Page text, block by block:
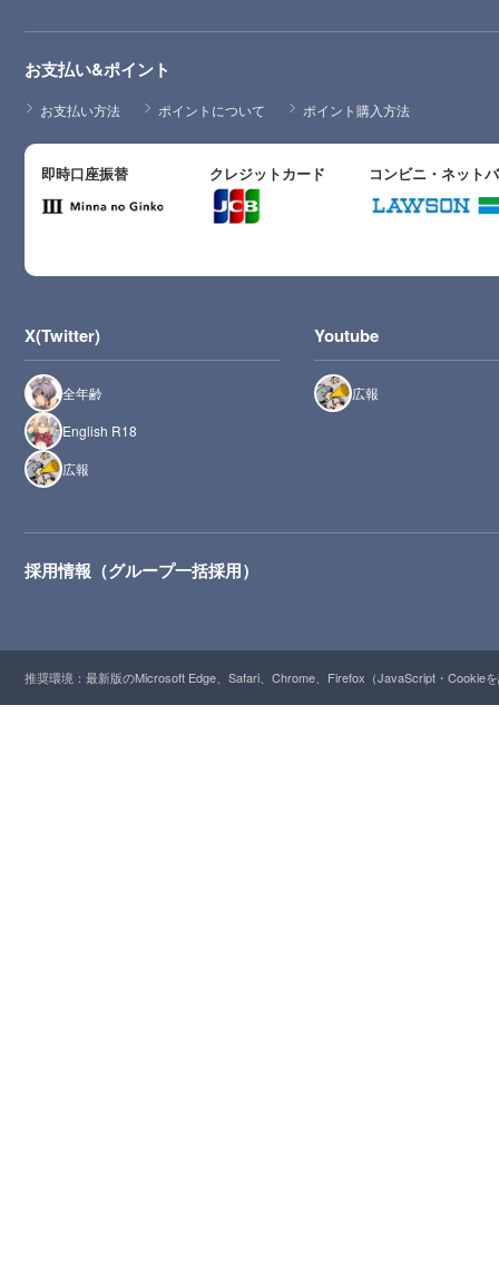
お支払い&ポイント
お支払い方法 ポイントについて ポイント購入方法
即時口座振替 クレジットカード コンビニ・ネット
X(Twitter)
全年齢
English R18
広報
Youtube
広報
採用情報（グループ一括採用）
推奨環境：最新版のMicrosoft Edge、Safari、Chrome、Firefox（JavaScript・Cookie